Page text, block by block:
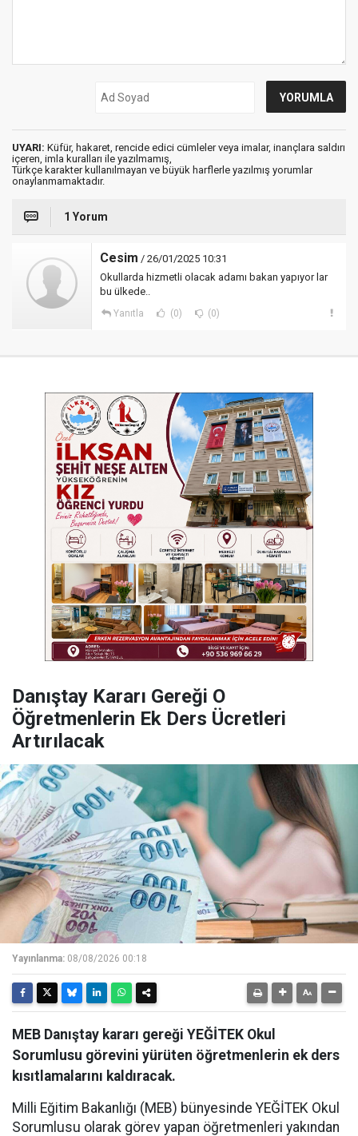
UYARI: Küfür, hakaret, rencide edici cümleler veya imalar, inançlara saldırı
içeren, imla kuralları ile yazılmamış,
Türkçe karakter kullanılmayan ve büyük harflerle yazılmış yorumlar
onaylanmamaktadır.
1 Yorum
Cesim / 26/01/2025 10:31
Okullarda hizmetli olacak adamı bakan yapıyor lar
bu ülkede..
Yanıtla (0) (0)
Danıştay Kararı Gereği O
Öğretmenlerin Ek Ders Ücretleri
Artırılacak
Yayınlanma: 08/08/2026 00:18
MEB Danıştay kararı gereği YEĞİTEK Okul
Sorumlusu görevini yürüten öğretmenlerin ek ders
kısıtlamalarını kaldıracak.
Milli Eğitim Bakanlığı (MEB) bünyesinde YEĞİTEK Okul
Sorumlusu olarak görev yapan öğretmenleri yakından